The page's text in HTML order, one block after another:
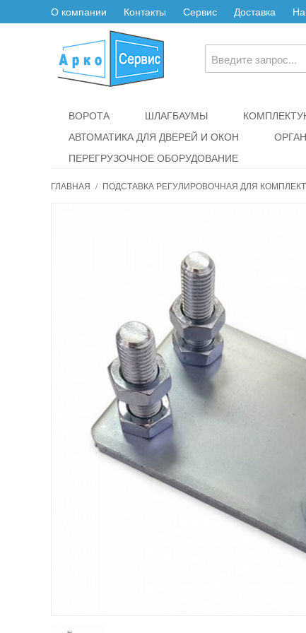
О компании Контакты Сервис Доставка
ВОРОТА ШЛАГБАУМЫ
АВТОМАТИКА ДЛЯ ДВЕРЕЙ И ОКОН
ПЕРЕГРУЗОЧНОЕ ОБОРУДОВАНИЕ
ГЛАВНАЯ / ПОДСТАВКА РЕГУЛИРОВОЧНАЯ ДЛЯ